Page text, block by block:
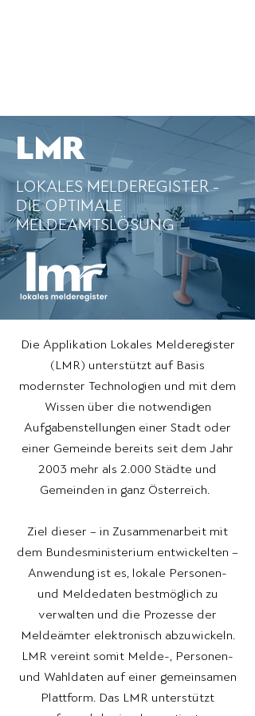
LMR
LOKALES MELDEREGISTER -
DIE OPTIMALE
MELDEAMTSLÖSUNG
Die Applikation Lokales Melderegister
(LMR) unterstützt auf Basis
modernster Technologien und mit dem
Wissen über die notwendigen
Aufgabenstellungen einer Stadt oder
einer Gemeinde bereits seit dem Jahr
2003 mehr als 2.000 Städte und
Gemeinden in ganz Österreich.
Ziel dieser – in Zusammenarbeit mit
dem Bundesministerium entwickelten –
Anwendung ist es, lokale Personen-
und Meldedaten bestmöglich zu
verwalten und die Prozesse der
Meldeämter elektronisch abzuwickeln.
LMR vereint somit Melde-, Personen-
und Wahldaten auf einer gemeinsamen
Plattform. Das LMR unterstützt